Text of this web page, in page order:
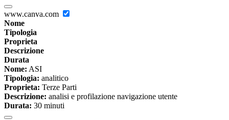
www.canva.com
Nome
Tipologia
Proprieta
Descrizione
Durata
Nome: ASI
Tipologia: analitico
Proprieta: Terze Parti
Descrizione: analisi e profilazione navigazione utente
Durata: 30 minuti